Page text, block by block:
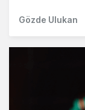
Gözde Ulukan